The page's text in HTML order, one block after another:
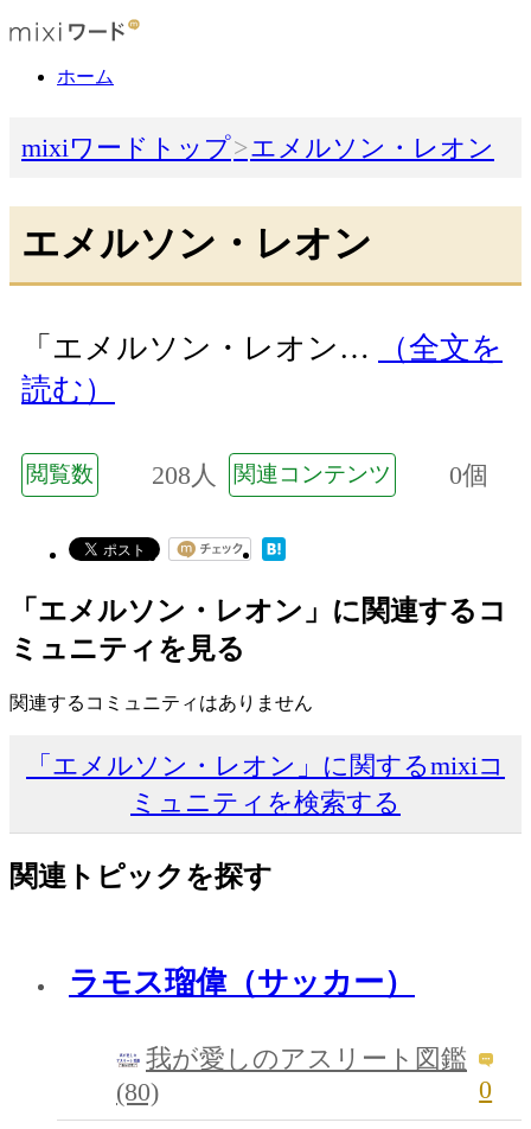
ホーム
mixiワードトップ エメルソン・レオン
エメルソン・レオン
「エメルソン・レオン…
（全文を
読む）
閲覧数 208人 関連コンテンツ 0個
「エメルソン・レオン」に関連するコ
ミュニティを見る
関連するコミュニティはありません
「エメルソン・レオン」に関するmixiコ
ミュニティを検索する
関連トピックを探す
ラモス瑠偉（サッカー）
我が愛しのアスリート図鑑
(80)
0